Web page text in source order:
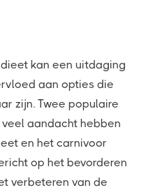
kan een uitdaging
aan opties die
zijn. Twee populaire
aandacht hebben
en het carnivoor
op het bevorderen
verbeteren van de